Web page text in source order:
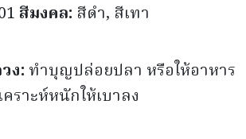
สีมงคล: สีดำ, สีเทา
ง: ทำบุญปล่อยปลา หรือให้อาหาร
ราะห์หนักให้เบาลง